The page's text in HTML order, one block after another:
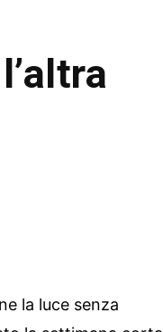
la luce senza